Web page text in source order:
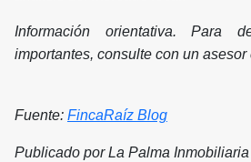
Información orientativa. Para
importantes, consulte con un asesor
Fuente: FincaRaíz Blog
Publicado por La Palma